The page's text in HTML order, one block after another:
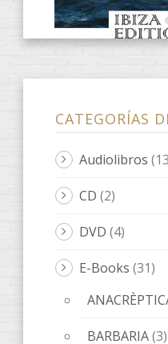
BARBARIA(3)
fARSA(2)
ObScena(1)
ONES DE
Quaderns
LeOigo
ILLOTS
(1)
Libros
Música (8)